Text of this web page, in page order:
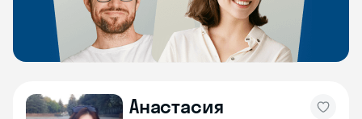
Анастасия